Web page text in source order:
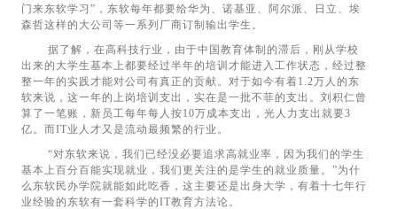
门来东软学习”，东软每年都要给华为、诺基亚、阿尔派、日立、埃
森哲这样的大公司等一系列厂商订制输出学生。
据了解，在高科技行业，由于中国教育体制的滞后，刚从学校
出来的大学生基本上都要经过半年的培训才能进入工作状态，经过整
整一年的实践才能对公司有真正的贡献。对于如今有着1.2万人的东
软来说，这一年的上岗培训支出，实在是一批不菲的支出。刘积仁曾
算了一笔账，新员工每年每人按10万成本支出，光人力支出就要3
亿。而IT业人才又是流动最频繁的行业。
“对东软来说，我们已经没必要追求高就业率，因为我们的学生
基本上百分百能实现就业，我们更关注的是学生的就业质量。”为什
么东软民办学院就能如此吃香，这主要还是出身大学，有着十七年行
业经验的东软有一套科学的IT教育方法论。